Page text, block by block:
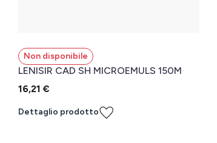
Non disponibile
LENISIR CAD SH MICROEMULS 150M
16,21 €
Dettaglio prodotto